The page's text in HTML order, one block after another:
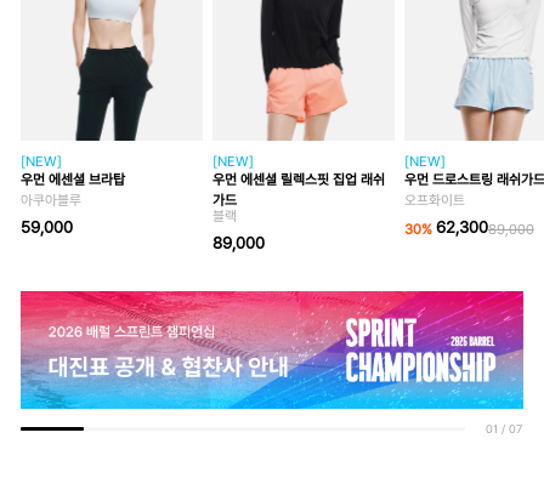
[NEW]
우먼 에센셜 브라탑
아쿠아블루
59,000
[NEW]
우먼 에센셜 릴렉스핏 집업 래쉬
가드
블랙
89,000
[NEW]
우먼 드로스트링 래쉬가드
오프화이트
30% 62,30089,000
01 / 07